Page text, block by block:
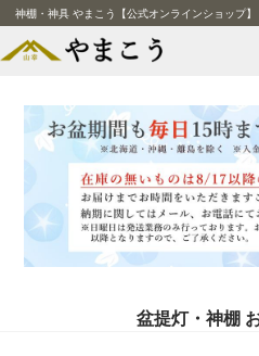
神棚・神具 やまこう【公式オンラインショップ】
盆提灯・神棚